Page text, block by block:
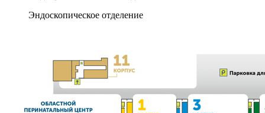
Эндоскопическое отделение